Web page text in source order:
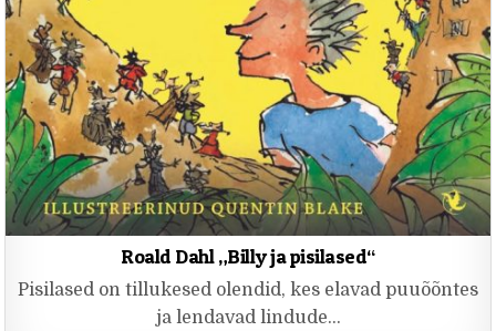
Roald Dahl „Billy ja pisilased“
Pisilased on tillukesed olendid, kes elavad puuõõntes
ja lendavad lindude…